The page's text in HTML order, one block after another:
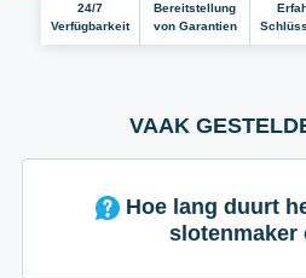
24/7
Verfügbarkeit
Bereitstellung
von Garantien
VAAK
slotenmaker